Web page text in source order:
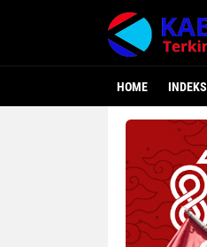
HOME INDEKS